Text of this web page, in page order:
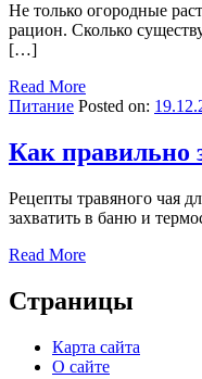
Не только огородные
рацион. Сколько
[…]
Read More
Питание Posted on:
Как правильно
Рецепты травяного чая
захватить в баню и
Read More
Страницы
Карта сайта
О сайте